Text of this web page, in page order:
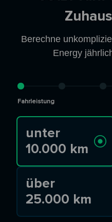
Berechne
Energy
Fahrleistung
unter
10.000 km
über
25.000 km